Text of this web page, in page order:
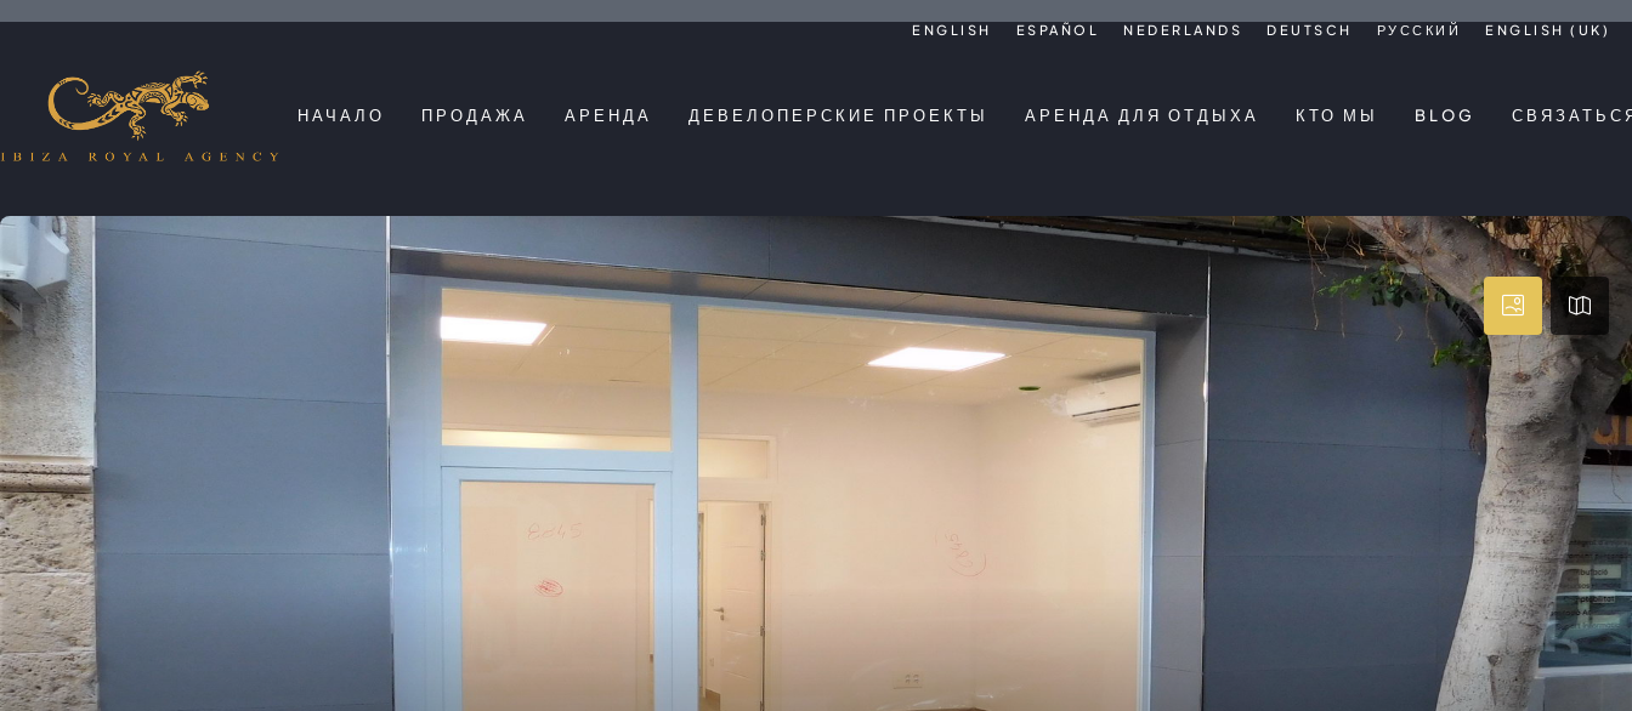
ENGLISH ESPAÑOL NEDERLANDS DEUTSCH РУССКИЙ ENGLISH (UK)
НАЧАЛО ПРОДАЖА АРЕНДА ДЕВЕЛОПЕРСКИЕ ПРОЕКТЫ АРЕНДА ДЛЯ ОТДЫХА КТО МЫ BLOG